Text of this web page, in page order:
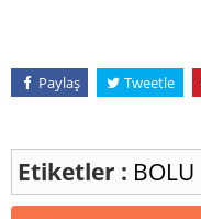
Paylaş Tweetle
Etiketler : BOLU